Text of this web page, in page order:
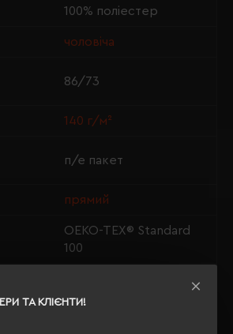
ТА КЛІЄНТИ!
100% поліестер
чоловіча
86/73
140 г/м²
п/е пакет
прямий
OEKO-TEX® Standard
100